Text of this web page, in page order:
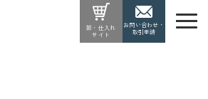
卸・仕入れ
サイト
お問い合わせ・
取引申請